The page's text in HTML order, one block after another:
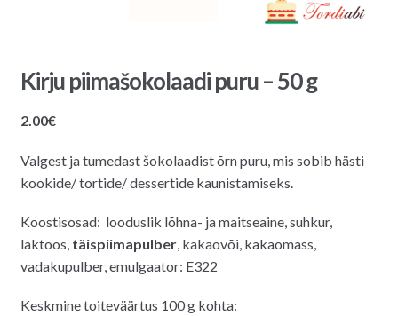
Kirju piimašokolaadi puru – 50 g
2.00€
Valgest ja tumedast šokolaadist õrn puru, mis sobib hästi
kookide/ tortide/ dessertide kaunistamiseks.
Koostisosad: looduslik lõhna- ja maitseaine, suhkur,
laktoos, täispiimapulber, kakaovõi, kakaomass,
vadakupulber, emulgaator: E322
Keskmine toiteväärtus 100 g kohta: